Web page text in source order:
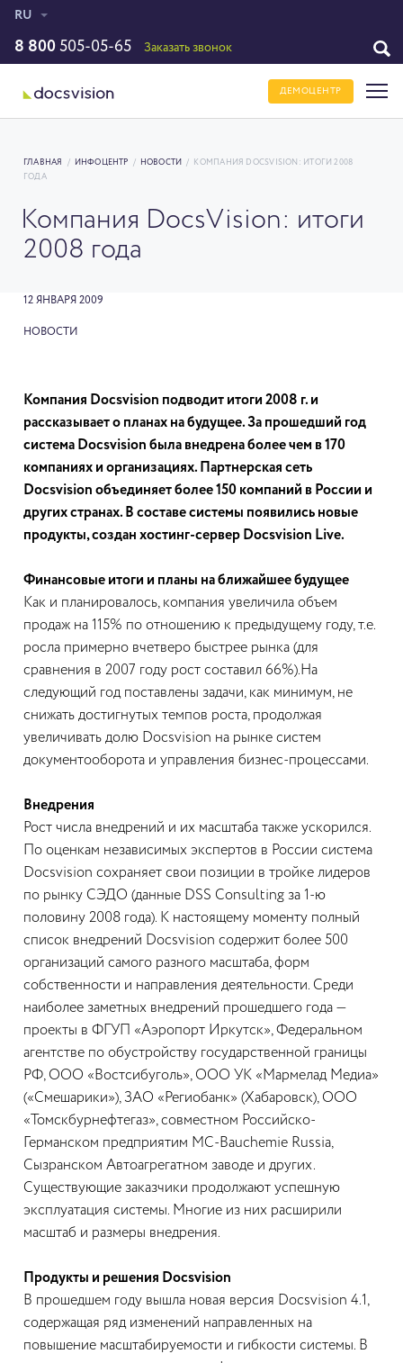
RU
8 800 505-05-65 Заказать звонок
ДЕМОЦЕНТР
ГЛАВНАЯ / ИНФОЦЕНТР / НОВОСТИ /
КОМПАНИЯ DOCSVISION: ИТОГИ 2008
ГОДА
Компания DocsVision: итоги
2008 года
12 ЯНВАРЯ 2009
НОВОСТИ
Компания Docsvision подводит итоги 2008 г. и
рассказывает о планах на будущее. За прошедший год
система Docsvision была внедрена более чем в 170
компаниях и организациях. Партнерская сеть
Docsvision объединяет более 150 компаний в России и
других странах. В составе системы появились новые
продукты, создан хостинг-сервер Docsvision Live.
Финансовые итоги и планы на ближайшее будущее
Как и планировалось, компания увеличила объем
продаж на 115% по отношению к предыдущему году, т.е.
росла примерно вчетверо быстрее рынка (для
сравнения в 2007 году рост составил 66%).На
следующий год поставлены задачи, как минимум, не
снижать достигнутых темпов роста, продолжая
увеличивать долю Docsvision на рынке систем
документооборота и управления бизнес-процессами.
Внедрения
Рост числа внедрений и их масштаба также ускорился.
По оценкам независимых экспертов в России система
Docsvision сохраняет свои позиции в тройке лидеров
по рынку СЭДО (данные DSS Consulting за 1-ю
половину 2008 года). К настоящему моменту полный
список внедрений Docsvision содержит более 500
организаций самого разного масштаба, форм
собственности и направления деятельности. Среди
наиболее заметных внедрений прошедшего года —
проекты в ФГУП «Аэропорт Иркутск», Федеральном
агентстве по обустройству государственной границы
РФ, ООО «Востсибуголь», ООО УК «Мармелад Медиа»
(«Смешарики»), ЗАО «Региобанк» (Хабаровск), ООО
«Томскбурнефтегаз», совместном Российско-
Германском предприятим MC-Bauchemie Russia,
Сызранском Автоагрегатном заводе и других.
Существующие заказчики продолжают успешную
эксплуатация системы. Многие из них расширили
масштаб и размеры внедрения.
Продукты и решения Docsvision
В прошедшем году вышла новая версия Docsvision 4.1,
содержащая ряд изменений направленных на
повышение масштабируемости и гибкости системы. В